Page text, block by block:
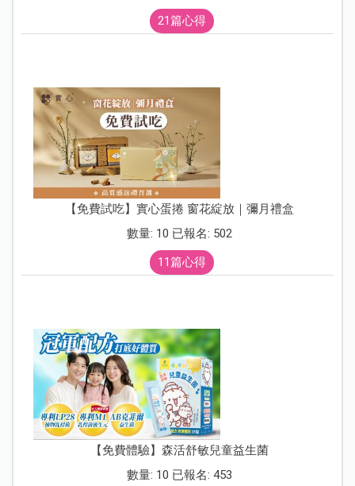
21篇心得
【免費試吃】實心蛋捲 窗花綻放｜彌月禮盒
數量: 10 已報名: 502
11篇心得
【免費體驗】森活舒敏兒童益生菌
數量: 10 已報名: 453